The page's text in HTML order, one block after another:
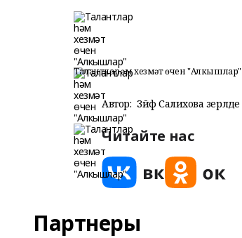
Талантлар һәм хезмәт өчен "Алкышлар"
Автор: Зәйфә Салихова әзерләде
Читайте нас
Партнеры